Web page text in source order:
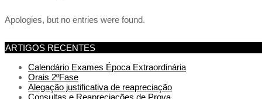
Apologies, but no entries were found.
ARTIGOS RECENTES
Calendário Exames Época Extraordinária
Orais 2ºFase
Alegação justificativa de reapreciação
Consultas e Reapreciações de Prova